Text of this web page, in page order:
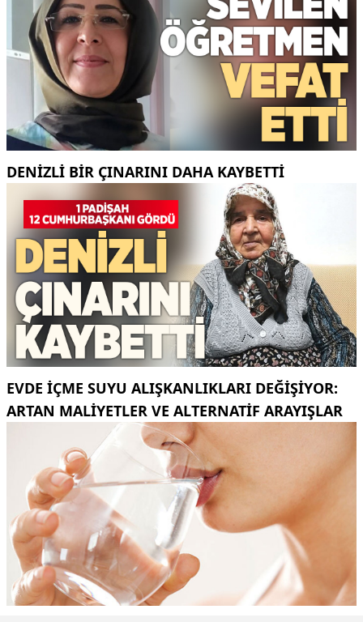
DENIZLI BIR ÇINARINI DAHA KAYBETTI
EVDE İÇME SUYU ALIŞKANLIKLARI DEĞIŞIYOR:
ARTAN MALIYETLER VE ALTERNATIF ARAYIŞLAR